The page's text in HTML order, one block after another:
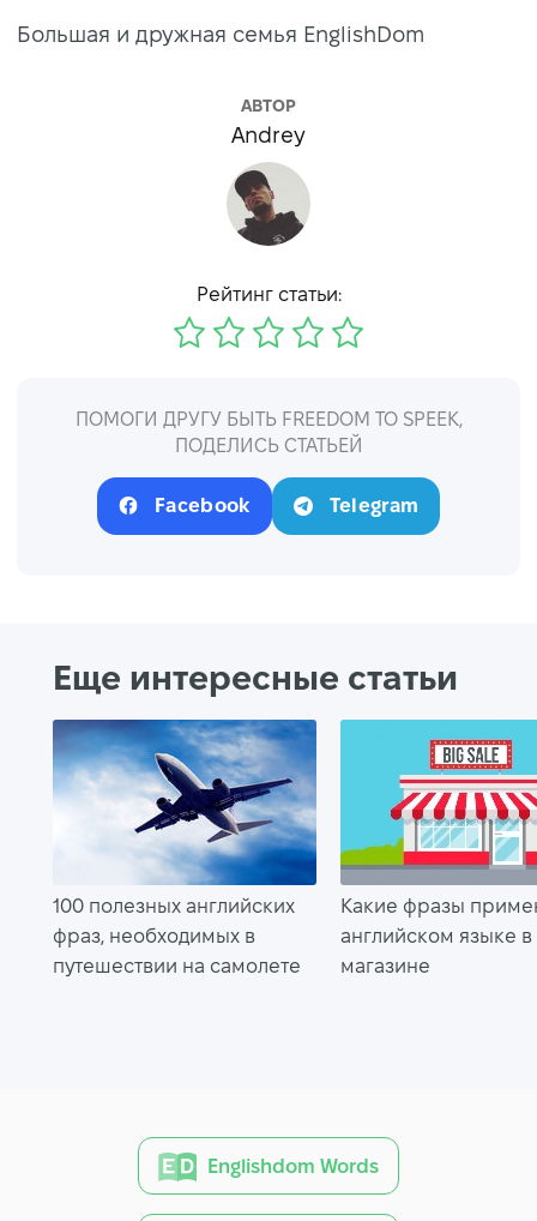
Большая и дружная семья EnglishDom
АВТОР
Andrey
Рейтинг статьи:
ПОМОГИ ДРУГУ БЫТЬ FREEDOM TO SPEEK,
ПОДЕЛИСЬ СТАТЬЕЙ
Facebook Telegram
Еще интересные статьи
100 полезных английских
фраз, необходимых в
путешествии на самолете
Какие фразы
английском языке в
магазине
Englishdom Words